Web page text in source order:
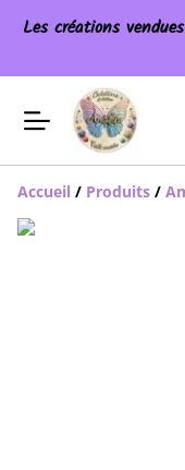
Les créations
Accueil / Produits /